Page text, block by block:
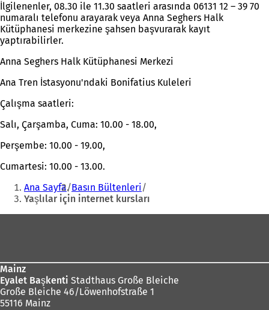
İlgilenenler, 08.30 ile 11.30 saatleri arasında 06131 12 – 39 70
numaralı telefonu arayarak veya Anna Seghers Halk
Kütüphanesi merkezine şahsen başvurarak kayıt
yaptırabilirler.
Anna Seghers Halk Kütüphanesi Merkezi
Ana Tren İstasyonu'ndaki Bonifatius Kuleleri
Çalışma saatleri:
Salı, Çarşamba, Cuma: 10.00 - 18.00,
Perşembe: 10.00 - 19.00,
Cumartesi: 10.00 - 13.00.
Buradasınız:
Ana Sayfa Basın Bültenleri
Yaşlılar için internet kursları
Mainz
Eyalet Başkenti Stadthaus Große Bleiche
Große Bleiche 46/Löwenhofstraße 1
55116 Mainz